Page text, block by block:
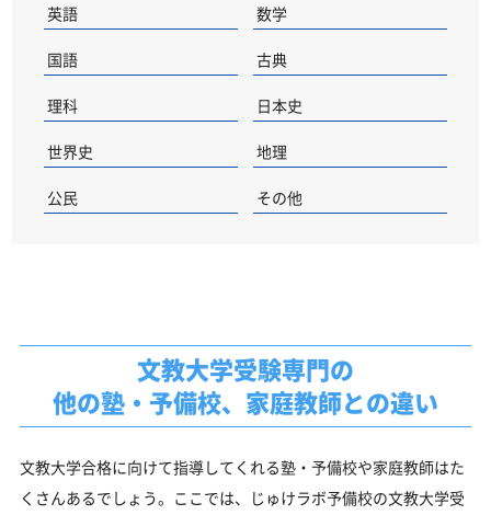
英語 数学
国語 古典
理科 日本史
世界史 地理
公民 その他
文教大学受験専門の
他の塾・予備校、家庭教師との違い
文教大学合格に向けて指導してくれる塾・予備校や家庭教師はた
くさんあるでしょう。ここでは、じゅけラボ予備校の文教大学受